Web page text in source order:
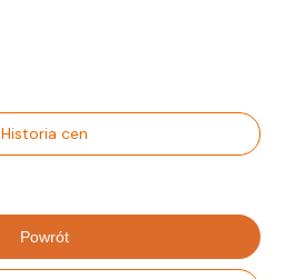
Historia cen
Powrót